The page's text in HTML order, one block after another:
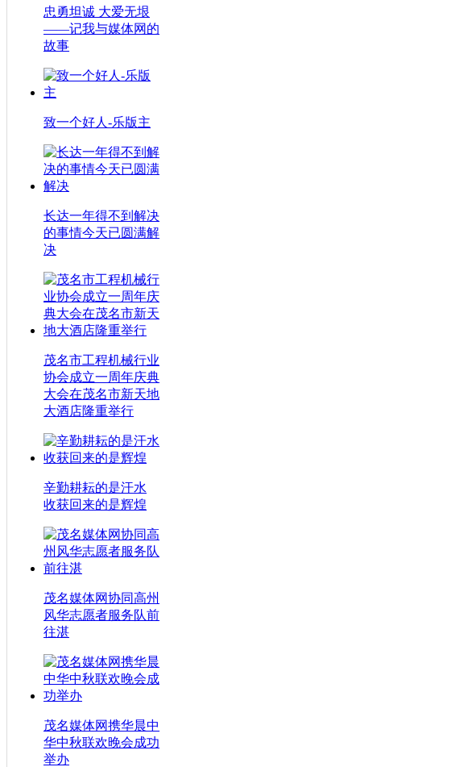
忠勇坦诚 大爱无垠
——记我与媒体网的
故事
致一个好人-乐版主
长达一年得不到解决
的事情今天已圆满解
决
茂名市工程机械行业
协会成立一周年庆典
大会在茂名市新天地
大酒店隆重举行
辛勤耕耘的是汗水
收获回来的是辉煌
茂名媒体网协同高州
风华志愿者服务队前
往湛
茂名媒体网携华晨中
华中秋联欢晚会成功
举办